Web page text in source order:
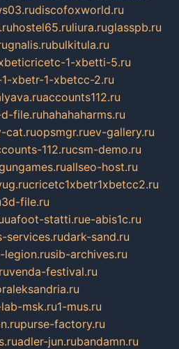
discofoxworld.ru
hostel65.ruliura.ruglasspb.ru
gnalis.rubulkitula.ru
1-xbetti-5.ru
xbetr-1-xbetcc-2.ru
accounts112.ru
file.ruhahahaharms.ru
cat.ruopsmgr.ruev-gallery.ru
112.rucsm-demo.ru
allseo-host.ru
cricetc1xbetr1xbetcc2.ru
3d-file.ru
uafoot-statti.rue-abis1c.ru
services.rudark-sand.ru
legion.rusib-archives.ru
venda-festival.ru
msk.ru1-mus.ru
purse-factory.ru
adler-jun.rubandamn.ru